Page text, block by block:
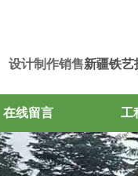
设计制作销售新疆铁艺
在线留言 工